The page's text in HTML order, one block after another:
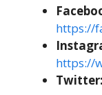
https://
https://
Twitter: